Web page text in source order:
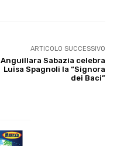
ARTICOLO SUCCESSIVO
Anguillara Sabazia celebra
Luisa Spagnoli la “Signora
dei Baci”